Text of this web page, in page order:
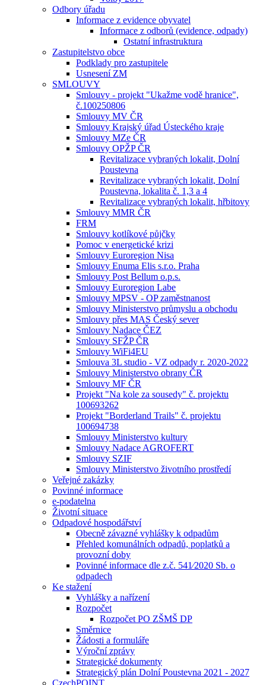
Odbory úřadu
Informace z evidence obyvatel
Informace z odborů (evidence, odpady)
Ostatní infrastruktura
Zastupitelstvo obce
Podklady pro zastupitele
Usnesení ZM
SMLOUVY
Smlouvy - projekt "Ukažme vodě hranice",
č.100250806
Smlouvy MV ČR
Smlouvy Krajský úřad Ústeckého kraje
Smlouvy MZe ČR
Smlouvy OPŽP ČR
Revitalizace vybraných lokalit, Dolní
Poustevna
Revitalizace vybraných lokalit, Dolní
Poustevna, lokalita č. 1,3 a 4
Revitalizace vybraných lokalit, hřbitovy
Smlouvy MMR ČR
FRM
Smlouvy kotlíkové půjčky
Pomoc v energetické krizi
Smlouvy Euroregion Nisa
Smlouvy Enuma Elis s.r.o. Praha
Smlouvy Post Bellum o.p.s.
Smlouvy Euroregion Labe
Smlouvy MPSV - OP zaměstnanost
Smlouvy Ministerstvo průmyslu a obchodu
Smlouvy přes MAS Český sever
Smlouvy Nadace ČEZ
Smlouvy SFŽP ČR
Smlouvy WiFi4EU
Smlouva 3L studio - VZ odpady r. 2020-2022
Smlouvy Ministerstvo obrany ČR
Smlouvy MF ČR
Projekt "Na kole za sousedy" č. projektu
100693262
Projekt "Borderland Trails" č. projektu
100694738
Smlouvy Ministerstvo kultury
Smlouvy Nadace AGROFERT
Smlouvy SZIF
Smlouvy Ministerstvo životního prostředí
Veřejné zakázky
Povinné informace
e-podatelna
Životní situace
Odpadové hospodářství
Obecně závazné vyhlášky k odpadům
Přehled komunálních odpadů, poplatků a
provozní doby
Povinné informace dle z.č. 541⁄2020 Sb. o
odpadech
Ke stažení
Vyhlášky a nařízení
Rozpočet
Rozpočet PO ZŠMŠ DP
Směrnice
Žádosti a formuláře
Výroční zprávy
Strategické dokumenty
Strategický plán Dolní Poustevna 2021 - 2027
CzechPOINT